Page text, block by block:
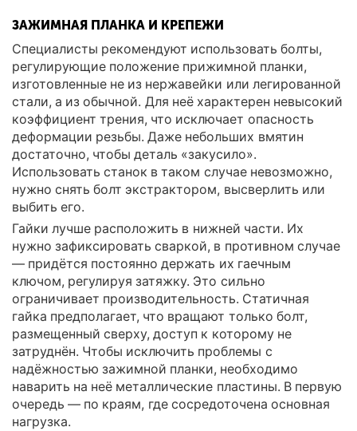
ЗАЖИМНАЯ ПЛАНКА И КРЕПЕЖИ
Специалисты рекомендуют использовать болты,
регулирующие положение прижимной планки,
изготовленные не из нержавейки или легированной
стали, а из обычной. Для неё характерен невысокий
коэффициент трения, что исключает опасность
деформации резьбы. Даже небольших вмятин
достаточно, чтобы деталь «закусило».
Использовать станок в таком случае невозможно,
нужно снять болт экстрактором, высверлить или
выбить его.
Гайки лучше расположить в нижней части. Их
нужно зафиксировать сваркой, в противном случае
— придётся постоянно держать их гаечным
ключом, регулируя затяжку. Это сильно
ограничивает производительность. Статичная
гайка предполагает, что вращают только болт,
размещенный сверху, доступ к которому не
затруднён. Чтобы исключить проблемы с
надёжностью зажимной планки, необходимо
наварить на неё металлические пластины. В первую
очередь — по краям, где сосредоточена основная
нагрузка.